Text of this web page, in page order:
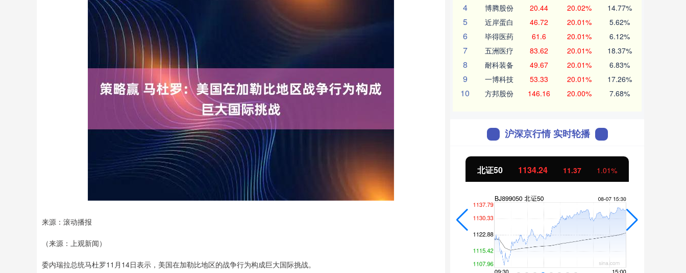
来源：滚动播报
（来源：上观新闻）
委内瑞拉总统马杜罗11月14日表示，美国在加勒比地区的战争行为构成巨大国际挑战。
4 博腾股份 20.44 20.02% 14.77%
5 近岸蛋白 46.72 20.01% 5.62%
6 毕得医药 61.6 20.01% 6.12%
7 五洲医疗 83.62 20.01% 18.37%
8 耐科装备 49.67 20.01% 6.83%
9 一博科技 53.33 20.01% 17.26%
10 方邦股份 146.16 20.00% 7.68%
沪深京行情 实时轮播
深证成指 14311.01 200.89 1.42% 43.13 北证50 1134.24 11.37 1.01%